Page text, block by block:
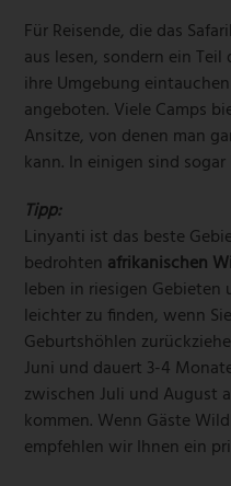
Für Reisende, die das
aus lesen, sondern ein
ihre Umgebung
angeboten. Viele Camps
Ansitze, von denen man
kann. In einigen sind
Tipp:
Linyanti ist das beste
bedrohten afrikanischen
leben in riesigen Gebieten
leichter zu finden, wenn
Geburtshöhlen
Juni und dauert 3-4
zwischen Juli und August
kommen. Wenn Gäste
empfehlen wir Ihnen ein